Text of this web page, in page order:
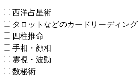
西洋占星術
タロットなどのカードリーディング
四柱推命
手相・顔相
霊視・波動
数秘術